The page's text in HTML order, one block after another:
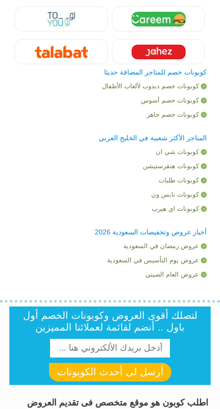
كوبونات خصم للمتاجر المضافة حديثا
كوبونات خصم دبدوب لألعاب الأطفال
كوبونات خصم أسوس
كوبونات خصم جاهز
المتاجر الأكثر شعبية في الخليج العربي
كوبونات شي ان
كوبونات هنقرستيشن
كوبونات طلبات
كوبونات نايس ون
كوبونات اي هيرب
أخبار عروض وتخفيضات السعودية 2026
عروض رمضان في السعودية
عروض يوم التأسيس في السعودية
عروض العام الصيني
لتصلك أقوى العروض وكوبونات الخصم أول
باول .. أنضم لقائمة لعملائنا المميزين
أرسل لى أحدث الكوبونات
اطلب كوبون هو موقع متخصص فى تقديم العروض